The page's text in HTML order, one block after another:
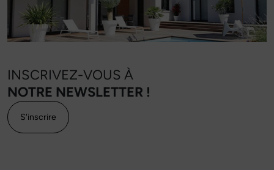
INSCRIVEZ-VOUS À
NOTRE NEWSLETTER !
S'inscrire